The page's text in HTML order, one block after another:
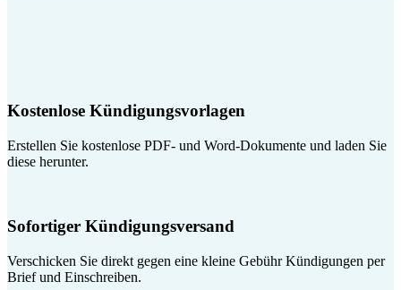
Kostenlose Kündigungsvorlagen
Erstellen Sie kostenlose PDF- und Word-Dokumente und laden Sie
diese herunter.
Sofortiger Kündigungsversand
Verschicken Sie direkt gegen eine kleine Gebühr Kündigungen per
Brief und Einschreiben.